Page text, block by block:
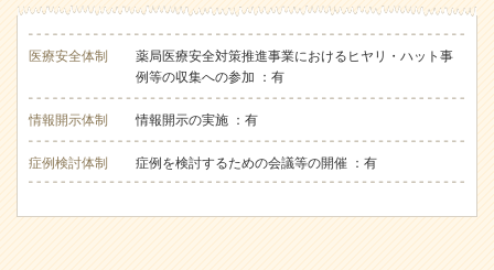
医療安全体制
薬局医療安全対策推進事業におけるヒヤリ・ハット事
例等の収集への参加 ：有
情報開示体制 情報開示の実施 ：有
症例検討体制 症例を検討するための会議等の開催 ：有